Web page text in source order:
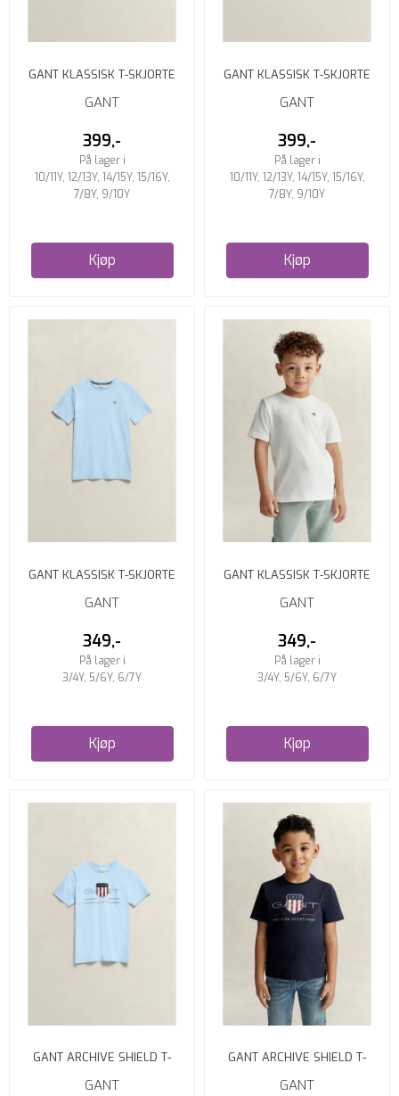
GANT KLASSISK T-SKJORTE
UNGDOM EVENING BLUE
GANT
399,-
På lager i
10/11Y, 12/13Y, 14/15Y, 15/16Y,
7/8Y, 9/10Y
Kjøp
GANT KLASSISK T-SKJORTE
UNGDOM DUSGRØNN
GANT
399,-
På lager i
10/11Y, 12/13Y, 14/15Y, 15/16Y,
7/8Y, 9/10Y
Kjøp
GANT KLASSISK T-SKJORTE
BARN SKY BLUE
GANT
349,-
På lager i
3/4Y, 5/6Y, 6/7Y
Kjøp
GANT KLASSISK T-SKJORTE
BARN WHITE
GANT
349,-
På lager i
3/4Y, 5/6Y, 6/7Y
Kjøp
GANT ARCHIVE SHIELD T-
SKJORTE UNGDOM SKY BLUE
GANT
GANT ARCHIVE SHIELD T-
SKJORTE UNGDOM EVENING
GANT